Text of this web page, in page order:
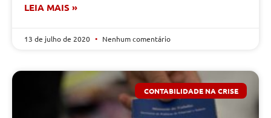
LEIA MAIS »
13 de julho de 2020 Nenhum comentário
CONTABILIDADE NA CRISE